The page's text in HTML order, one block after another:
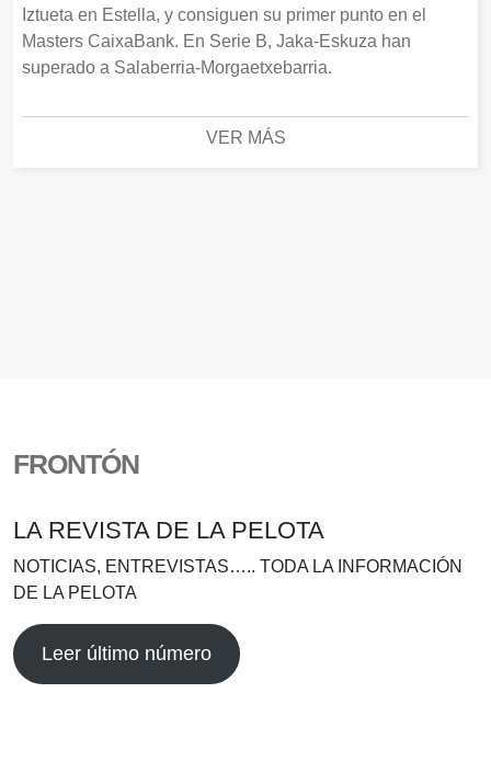
Iztueta en Estella, y consiguen su primer punto en el
Masters CaixaBank. En Serie B, Jaka-Eskuza han
superado a Salaberria-Morgaetxebarria.
VER MÁS
FRONTÓN
LA REVISTA DE LA PELOTA
NOTICIAS, ENTREVISTAS….. TODA LA INFORMACIÓN
DE LA PELOTA
Leer último número